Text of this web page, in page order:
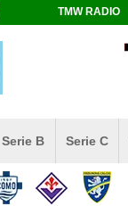
TMW RADIO
Serie B Serie C